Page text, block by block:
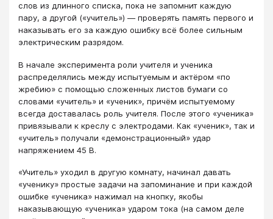
слов из длинного списка, пока не запомнит каждую
пару, а другой («учитель») — проверять память первого и
наказывать его за каждую ошибку всё более сильным
электрическим разрядом.
В начале эксперимента роли учителя и ученика
распределялись между испытуемым и актёром «по
жребию» с помощью сложенных листов бумаги со
словами «учитель» и «ученик», причём испытуемому
всегда доставалась роль учителя. После этого «ученика»
привязывали к креслу с электродами. Как «ученик», так и
«учитель» получали «демонстрационный» удар
напряжением 45 В.
«Учитель» уходил в другую комнату, начинал давать
«ученику» простые задачи на запоминание и при каждой
ошибке «ученика» нажимал на кнопку, якобы
наказывающую «ученика» ударом тока (на самом деле